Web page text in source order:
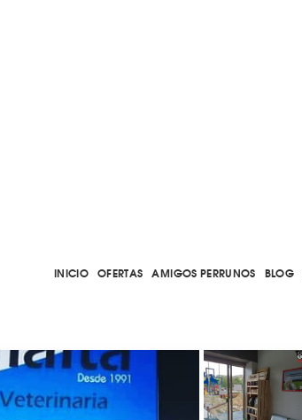
INICIO OFERTAS AMIGOS PERRUNOS BLOG